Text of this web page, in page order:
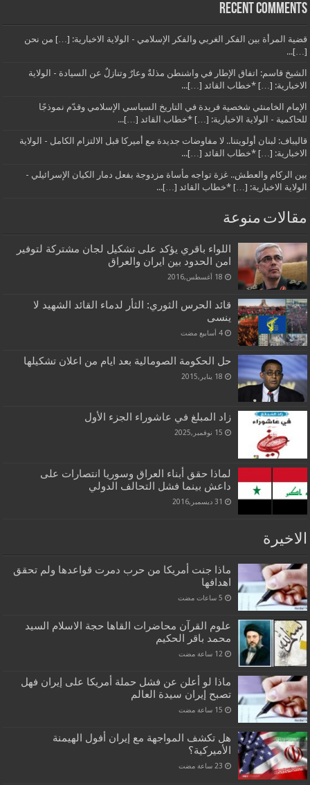
Recent Comments
قضية المرأة بين الفكر الغربي والفكر الإسلامي - الولاية الاخبارية: […] من نحن
[…]...
الشيخ قاسم: اتفاق الإطار في واشنطن مذلةٌ وعارٌ وتنازلٌ عن السيادة - الولاية
الاخبارية: […] *خطاب القائد […]...
الإمام الخامنئي شخصية فريدة في التاريخ السياسي الإسلامي وقدّم نموذجًا
للحاكمية - الولاية الاخبارية: […] *خطاب القائد […]...
قاليباف: لبنان أولويتنا.. لا مفاوضات جديدة مع أميركا قبل الالتزام الكامل - الولاية
الاخبارية: […] *خطاب القائد […]...
بين الركام والعطش.. غزة تواجه مأساة مزدوجة بفعل دمار الكيان الإسرائيلي -
الولاية الاخبارية: […] *خطاب القائد […]...
مقالات منوعة
اللواء باقري يؤكد على تشكيل لجان مشتركة لتوفير
امن الحدود بين ايران والعراق
18 أغسطس,2016
قائد الحرس الثوري: الثأر لدماء القائد الشهيد لا
ينسى
‏4 أسابيع مضت
حل الحكومة الصومالية بعد ايام من اعلان تشكيلها
18 يناير,2015
زاد المبلغ في عاشوراء الجزء الأول
15 نوفمبر,2025
لماذا حقق أبناء العراق وسوريا انتصارات على
داعش بينما فشل التحالف الدولي
31 ديسمبر,2016
الاخيرة
ماذا جنت أمريكا من حرب دمرت قواعدها ولم تحقق
اهدافها
علوم القرآن محاضرات القاها حجة الاسلام السيد
محمد باقر الحكيم
ماذا لو أعلن عن فشل حملة أمريكا على إيران فهل
تصبح إيران سيدة العالم
هل تكشف المواجهة مع إيران أفول الهيمنة
الأميركية؟